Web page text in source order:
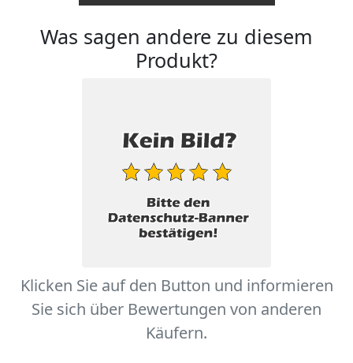
Was sagen andere zu diesem
Produkt?
Klicken Sie auf den Button und informieren
Sie sich über Bewertungen von anderen
Käufern.